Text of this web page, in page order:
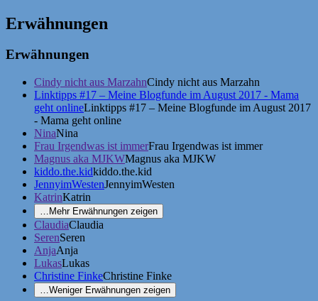
Erwähnungen
Erwähnungen
Cindy nicht aus MarzahnCindy nicht aus Marzahn
Linktipps #17 – Meine Blogfunde im August 2017 - Mama
geht onlineLinktipps #17 – Meine Blogfunde im August 2017
- Mama geht online
NinaNina
Frau Irgendwas ist immerFrau Irgendwas ist immer
Magnus aka MJKWMagnus aka MJKW
kiddo.the.kidkiddo.the.kid
JennyimWestenJennyimWesten
KatrinKatrin
… Mehr Erwähnungen zeigen
ClaudiaClaudia
SerenSeren
AnjaAnja
LukasLukas
Christine FinkeChristine Finke
…Weniger Erwähnungen zeigen